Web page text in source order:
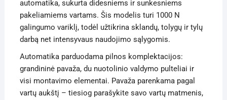
automatika, sukurta didesniems ir sunkesniems
pakeliamiems vartams. Šis modelis turi 1000 N
galingumo variklį, todėl užtikrina sklandų, tolygų ir tylų
darbą net intensyvaus naudojimo sąlygomis.
Automatika parduodama pilnos komplektacijos:
grandininė pavaža, du nuotolinio valdymo pulteliai ir
visi montavimo elementai. Pavaža parenkama pagal
vartų aukštį – tiesiog parašykite savo vartų matmenis,